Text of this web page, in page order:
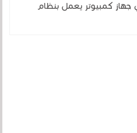
جهاز كمبيوتر يعمل بنظام